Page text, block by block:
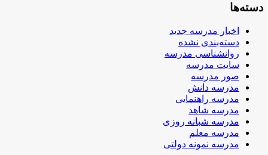
دسته‌ها
اخبار مدرسه جدید
دسته‌بندی نشده
روانشناسی مدرسه
سایت مدرسه
صور مدرسه
مدرسه دانش
مدرسه راهنمایی
مدرسه شاهد
مدرسه شبانه روزی
مدرسه معلم
مدرسه نمونه دولتی